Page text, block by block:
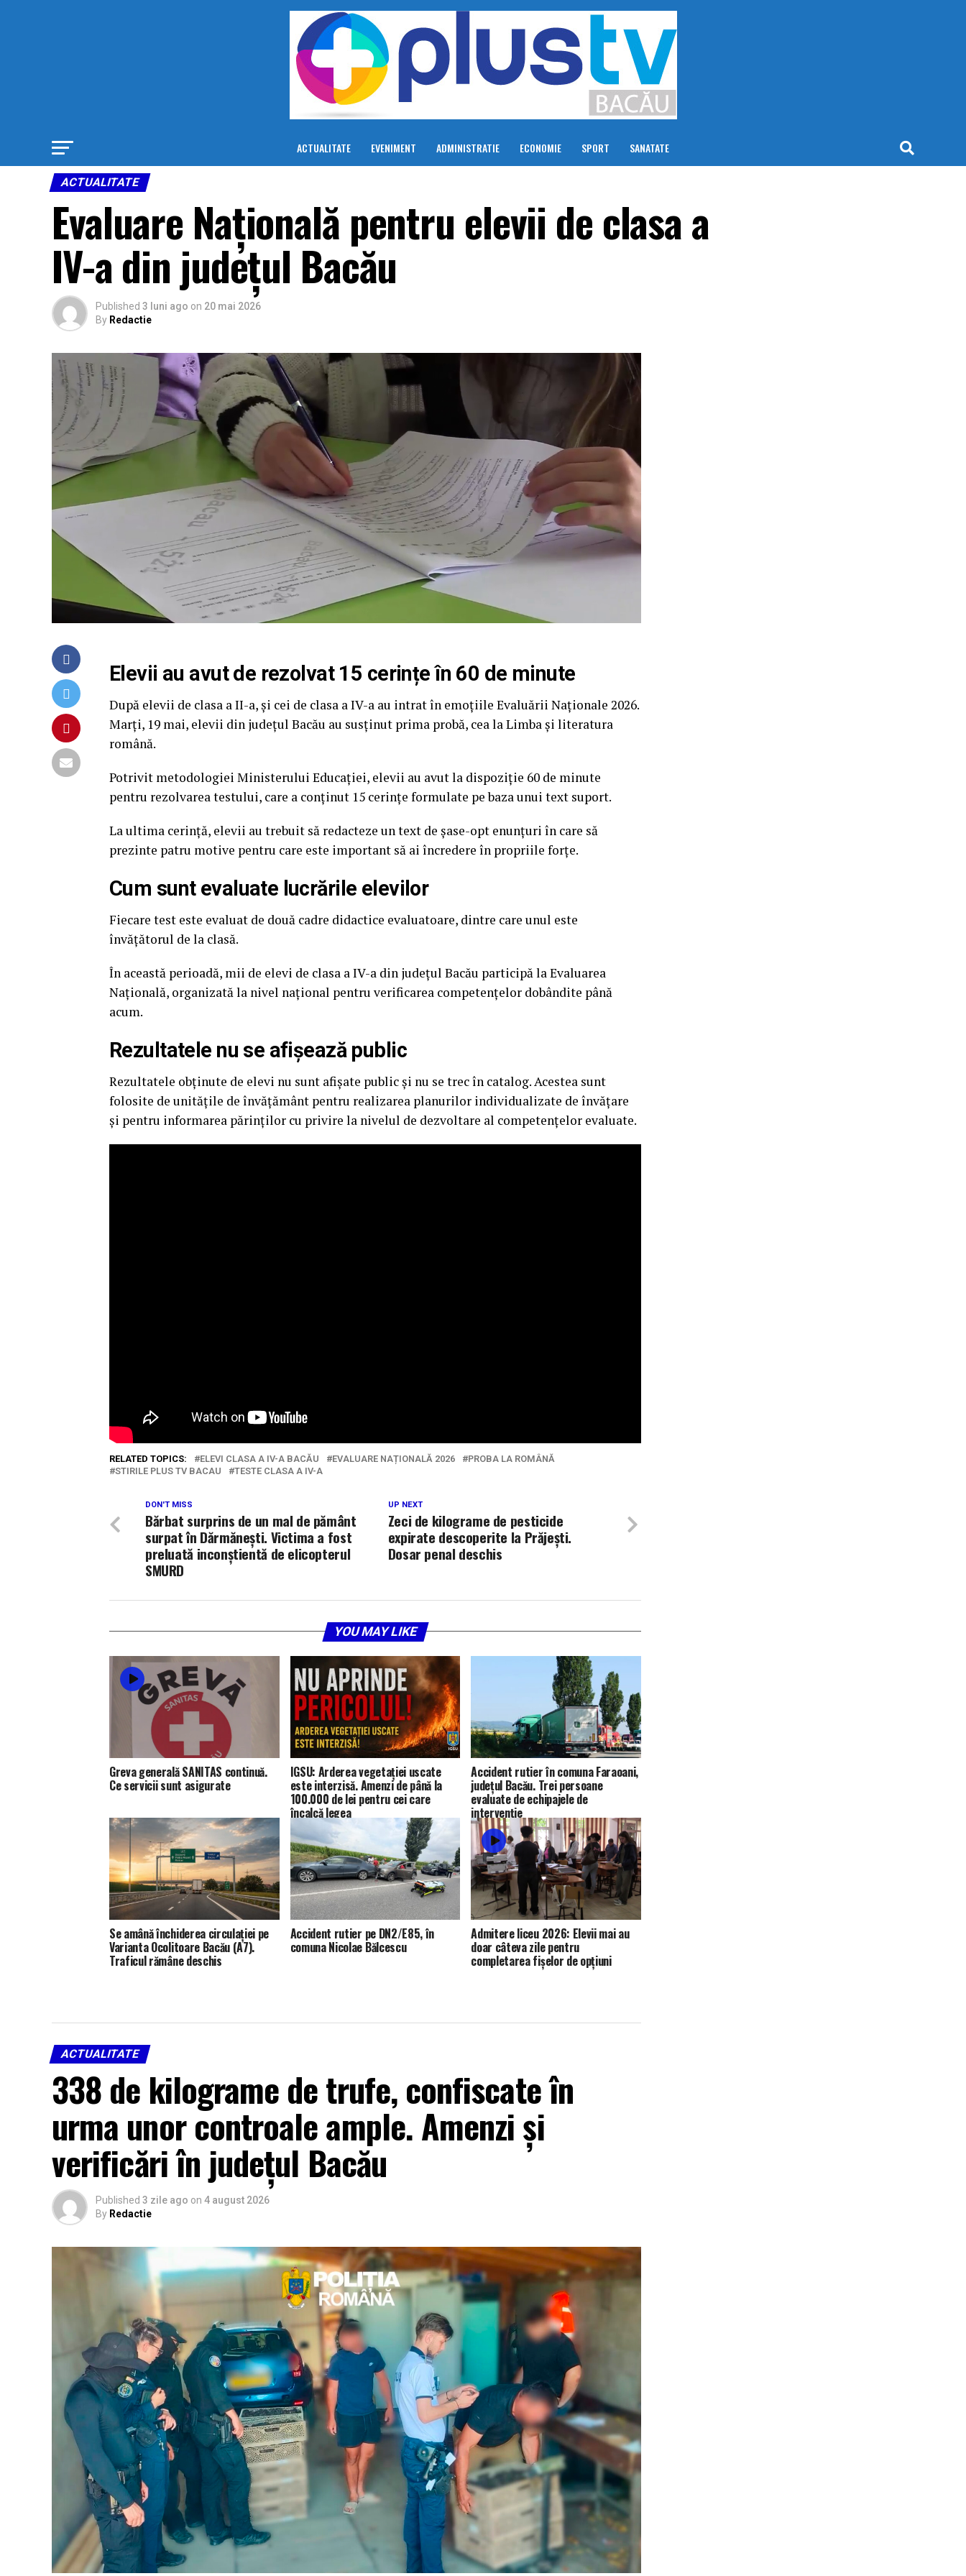
ACTUALITATE EVENIMENT ADMINISTRATIE ECONOMIE SPORT SANATATE
ACTUALITATE
Evaluare Națională pentru elevii de clasa a
IV-a din județul Bacău
Published 3 luni ago on 20 mai 2026
By Redactie
Elevii au avut de rezolvat 15 cerințe în 60 de minute
După elevii de clasa a II-a, și cei de clasa a IV-a au intrat în emoțiile Evaluării Naționale 2026.
Marți, 19 mai, elevii din județul Bacău au susținut prima probă, cea la Limba și literatura
română.
Potrivit metodologiei Ministerului Educației, elevii au avut la dispoziție 60 de minute
pentru rezolvarea testului, care a conținut 15 cerințe formulate pe baza unui text suport.
La ultima cerință, elevii au trebuit să redacteze un text de șase-opt enunțuri în care să
prezinte patru motive pentru care este important să ai încredere în propriile forțe.
Cum sunt evaluate lucrările elevilor
Fiecare test este evaluat de două cadre didactice evaluatoare, dintre care unul este
învățătorul de la clasă.
În această perioadă, mii de elevi de clasa a IV-a din județul Bacău participă la Evaluarea
Națională, organizată la nivel național pentru verificarea competențelor dobândite până
acum.
Rezultatele nu se afișează public
Rezultatele obținute de elevi nu sunt afișate public și nu se trec în catalog. Acestea sunt
folosite de unitățile de învățământ pentru realizarea planurilor individualizate de învățare
și pentru informarea părinților cu privire la nivelul de dezvoltare al competențelor evaluate.
RELATED TOPICS: ELEVI CLASA A IV-A BACĂU EVALUARE NAȚIONALĂ 2026
PROBA LA ROMÂNĂ
STIRILE PLUS TV BACAU
TESTE CLASA A IV-A
UP NEXT
Zeci de kilograme de pesticide
expirate descoperite la Prăjești.
Dosar penal deschis
DON'T MISS
Bărbat surprins de un mal de pământ
surpat în Dărmănești. Victima a fost
preluată inconștientă de elicopterul
SMURD
YOU MAY LIKE
Greva generală SANITAS continuă.
Ce servicii sunt asigurate
IGSU: Arderea vegetației uscate
este interzisă. Amenzi de până la
100.000 de lei pentru cei care
încalcă legea
Accident rutier în comuna Faraoani,
județul Bacău. Trei persoane
evaluate de echipajele de
intervenție
Se amână închiderea circulației pe
Varianta Ocolitoare Bacău (A7).
Traficul rămâne deschis
Accident rutier pe DN2/E85, în
comuna Nicolae Bălcescu
Admitere liceu 2026: Elevii mai au
doar câteva zile pentru
completarea fișelor de opțiuni
ACTUALITATE
338 de kilograme de trufe, confiscate în
urma unor controale ample. Amenzi și
verificări în județul Bacău
Published 3 zile ago on 4 august 2026
By Redactie